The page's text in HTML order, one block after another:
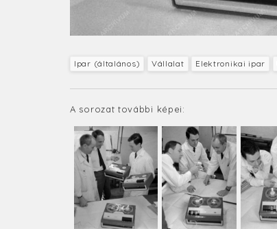
Ipar (általános) Vállalat Elektronikai ipar
A sorozat további képei: